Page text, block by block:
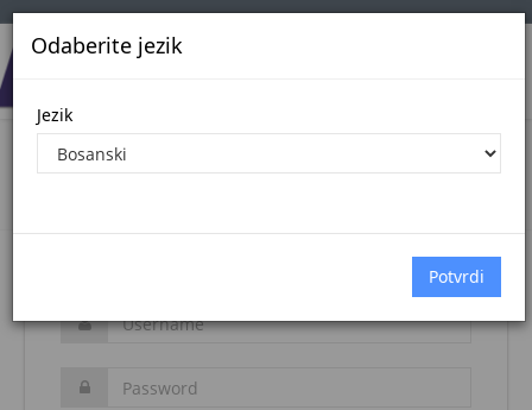
Odaberite jezik
Jezik
Login